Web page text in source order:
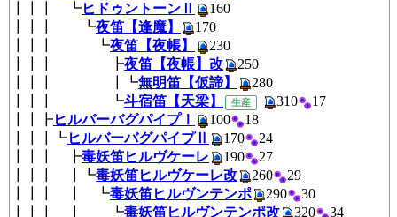
┃┃┃ ┗ヒドゥントーンⅡ
160
┃┃┃ ┗夜笛【逢魔】
170
┃┃┃ ┗夜笛【夜帳】
230
┃┃┃ ┣夜笛【夜帳】改
250
┃┃┃ ┃┗無明笛【仮諦】
280
┃┃┃ ┗斗宿笛【天梁】 生産 310
┃┃┣ヒルバーバグパイプⅠ 100
┃┃┃┗ヒルバーバグパイプⅡ 170
┃┃┃ ┣毒妖笛ヒルヴケーレ 190
┃┃┃ ┃┗毒妖笛ヒルヴケーレ改 260
┃┃┃ ┃ ┗毒妖笛ヒルヴンテンポ 290
┃┃┃ ┃ ┗毒妖笛ヒルヴンテンポ改 320